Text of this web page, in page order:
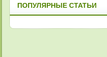
ПОПУЛЯРНЫЕ СТАТЬИ